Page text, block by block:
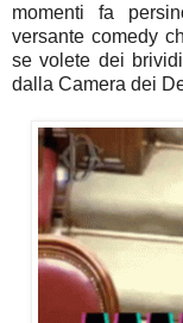
momenti fa
versante comedy
se volete dei
dalla Camera dei